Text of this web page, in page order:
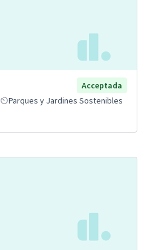
Acceptada
Parques y Jardines Sostenibles